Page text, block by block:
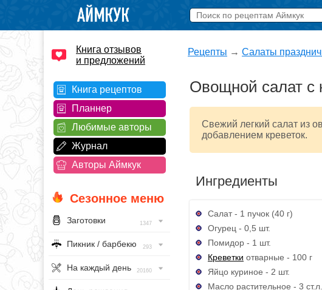
Книга отзывов
и предложений
Книга рецептов
Планнер
Любимые авторы
Журнал
Авторы Аймкук
Сезонное меню
Заготовки 1347
Пикник / барбекю 293
На каждый день 20160
Рецепты → Салаты
Овощной салат с
Свежий легкий салат из
добавлением креветок.
Ингредиенты
Салат - 1 пучок (40 г)
Огурец - 0,5 шт.
Помидор - 1 шт.
Креветки отварные - 100 г
Яйцо куриное - 2 шт.
Масло растительное - 3 ст.л.